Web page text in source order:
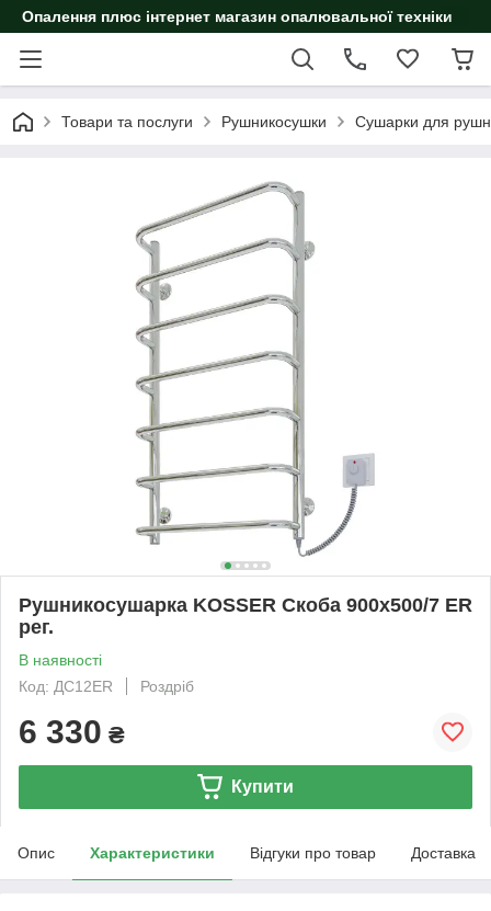
Опалення плюс інтернет магазин опалювальної техніки
Товари та послуги Рушникосушки Сушарки для
Рушникосушарка KOSSER Скоба 900х500/7 ЕR
рег.
В наявності
Код: ДС12ER
Роздріб
6 330 ₴
Купити
Опис Характеристики Відгуки про товар Доставка